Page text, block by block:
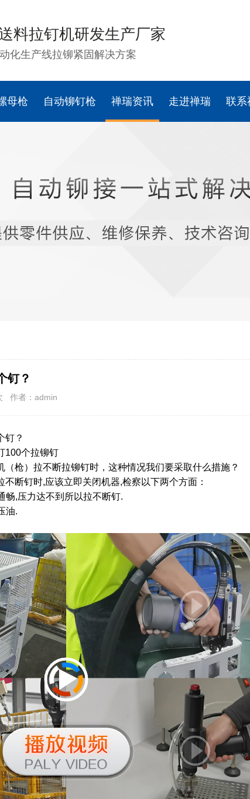
料拉钉机研发生产厂家
化生产线拉铆紧固解决方案
母枪 自动铆钉枪 禅瑞资讯 走进禅瑞 联系
钉？
作者：admin
钉？
100个拉铆钉
）拉不断拉铆钉时，这种情况我们要采取什么措施？
断钉时,应该立即关闭机器,检察以下两个方面：
,压力达不到所以拉不断钉.
油.